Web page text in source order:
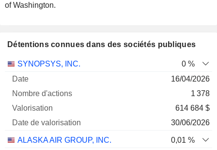
of Washington.
Détentions connues dans des sociétés publiques
Nombre
SYNOPSYS, INC.
0 %
16/04/2026
1 378
614 684 $
30/06/2026
ALASKA AIR GROUP, INC.
0,01 %